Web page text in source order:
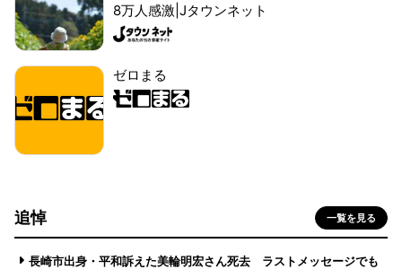
8万人感激|Jタウンネット
ゼロまる
追悼 一覧を見る
長崎市出身・平和訴えた美輪明宏さん死去 ラストメッセージでも